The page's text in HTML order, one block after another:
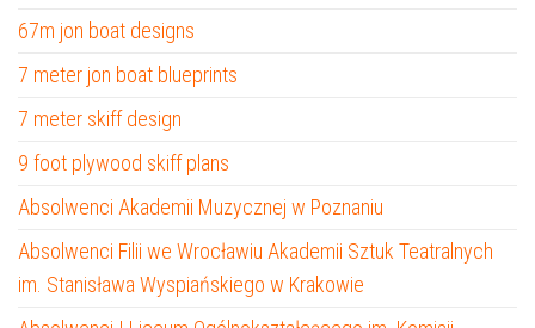
67m jon boat designs
7 meter jon boat blueprints
7 meter skiff design
9 foot plywood skiff plans
Absolwenci Akademii Muzycznej w Poznaniu
Absolwenci Filii we Wrocławiu Akademii Sztuk Teatralnych
im. Stanisława Wyspiańskiego w Krakowie